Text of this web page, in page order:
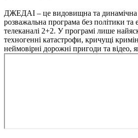
ДЖЕДАІ – це видовищна та динамічна
розважальна програма без політики та
телеканалі 2+2. У програмі лише
техногенні катастрофи, кричущі
неймовірні дорожні пригоди та відео,